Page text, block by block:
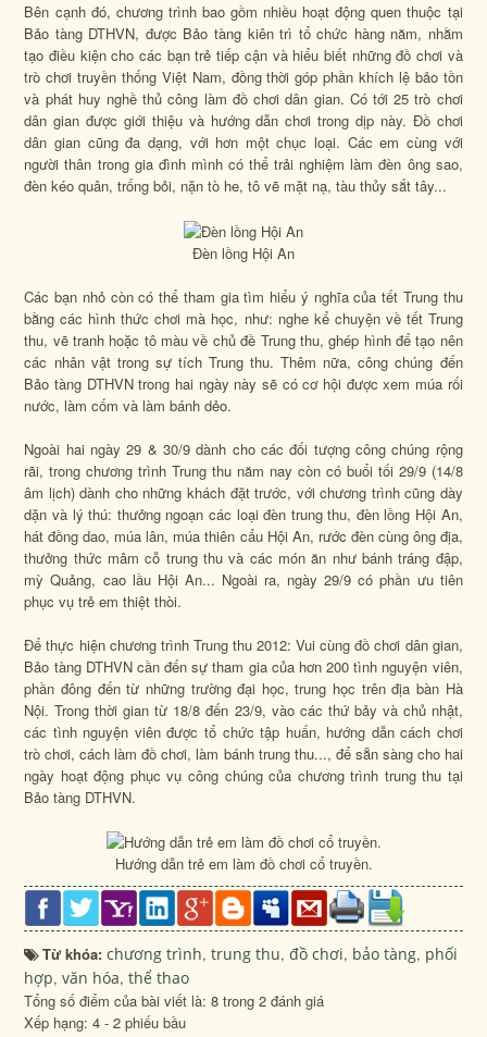
Bên cạnh đó, chương trình bao gồm nhiều hoạt động quen thuộc tại
Bảo tàng DTHVN, được Bảo tàng kiên trì tổ chức hàng năm, nhằm
tạo điều kiện cho các bạn trẻ tiếp cận và hiểu biết những đồ chơi và
trò chơi truyền thống Việt Nam, đồng thời góp phần khích lệ bảo tồn
và phát huy nghề thủ công làm đồ chơi dân gian. Có tới 25 trò chơi
dân gian được giới thiệu và hướng dẫn chơi trong dịp này. Đồ chơi
dân gian cũng đa dạng, với hơn một chục loại. Các em cùng với
người thân trong gia đình mình có thể trải nghiệm làm đèn ông sao,
đèn kéo quân, trống bỏi, nặn tò he, tô vẽ mặt nạ, tàu thủy sắt tây...
Đèn lồng Hội An
Các bạn nhỏ còn có thể tham gia tìm hiểu ý nghĩa của tết Trung thu
bằng các hình thức chơi mà học, như: nghe kể chuyện về tết Trung
thu, vẽ tranh hoặc tô màu về chủ đề Trung thu, ghép hình để tạo nên
các nhân vật trong sự tích Trung thu. Thêm nữa, công chúng đến
Bảo tàng DTHVN trong hai ngày này sẽ có cơ hội được xem múa rối
nước, làm cốm và làm bánh dẻo.
Ngoài hai ngày 29 & 30/9 dành cho các đối tượng công chúng rộng
rãi, trong chương trình Trung thu năm nay còn có buổi tối 29/9 (14/8
âm lịch) dành cho những khách đặt trước, với chương trình cũng dày
dặn và lý thú: thưởng ngoạn các loại đèn trung thu, đèn lồng Hội An,
hát đồng dao, múa lân, múa thiên cẩu Hội An, rước đèn cùng ông địa,
thưởng thức mâm cỗ trung thu và các món ăn như bánh tráng đập,
mỳ Quảng, cao lầu Hội An... Ngoài ra, ngày 29/9 có phần ưu tiên
phục vụ trẻ em thiệt thòi.
Để thực hiện chương trình Trung thu 2012: Vui cùng đồ chơi dân gian,
Bảo tàng DTHVN cần đến sự tham gia của hơn 200 tình nguyện viên,
phần đông đến từ những trường đại học, trung học trên địa bàn Hà
Nội. Trong thời gian từ 18/8 đến 23/9, vào các thứ bảy và chủ nhật,
các tình nguyện viên được tổ chức tập huấn, hướng dẫn cách chơi
trò chơi, cách làm đồ chơi, làm bánh trung thu..., để sẵn sàng cho hai
ngày hoạt động phục vụ công chúng của chương trình trung thu tại
Bảo tàng DTHVN.
Hướng dẫn trẻ em làm đồ chơi cổ truyền.
Từ khóa:chương trình,trung thu,đồ chơi, bảo tàng, phối
hợp,văn hóa,thể thao
Tổng số điểm của bài viết là: 8 trong 2 đánh giá
Xếp hạng:4 -2 phiếu bầu